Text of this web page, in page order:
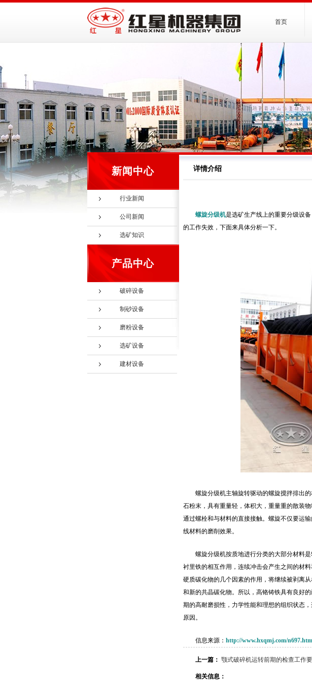
首页
新闻中心
行业新闻
公司新闻
选矿知识
产品中心
破碎设备
制砂设备
磨粉设备
选矿设备
建材设备
详情介绍
螺旋分级机是选矿生产线上的重要分级设
的工作失效，下面来具体分析一下。
螺旋分级机主轴旋转驱动的螺旋搅拌排出
石粉末，具有重量轻，体积大，重量重的散装
通过螺栓和与材料的直接接触。螺旋不仅要运
线材料的磨削效果。
螺旋分级机按质地进行分类的大部分材料
衬里铁的相互作用，连续冲击会产生之间的材
硬质碳化物的几个因素的作用，将继续被剥离
和新的共晶碳化物。所以，高铬铸铁具有良好
期的高耐磨损性，力学性能和理想的组织状态
原因。
信息来源： http://www.hxqmj.com/
上一篇： 颚式破碎机运转前期的检查工作
相关信息：